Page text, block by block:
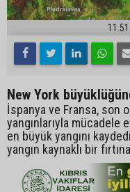
11:51
New York
İspanya ve Fransa, son
yangınlarıyla
en büyük yangını
yangın kaynaklı bir